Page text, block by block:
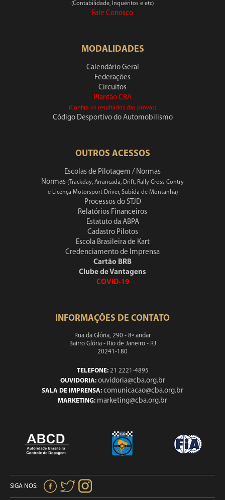
(Contabilidade, Inquéritos e etc)
Fale Conosco
MODALIDADES
Calendário Geral
Federações
Circuitos
Plantão CBA
(Confira os resultados das provas)
Código Desportivo do Automobilismo
OUTROS ACESSOS
Escolas de Pilotagem / Normas
Normas (Trackday, Arrancada, Drift, Rally Cross Contry
e Licença Motorsport Driver, Subida de Montanha)
Processos do STJD
Relatórios Financeiros
Estatuto da ABPA
Cadastro Pilotos
Escola Brasileira de Kart
Credenciamento de Imprensa
Cartão BRB
Clube de Vantagens
COVID-19
INFORMAÇÕES DE CONTATO
Rua da Glória, 290 - 8º andar
Bairro Glória - Rio de Janeiro - RJ
20241-180
TELEFONE:21 2221-4895
OUVIDORIA: ouvidoria@cba.org.br
SALA DE IMPRENSA: comunicacao@cba.org.br
MARKETING: marketing@cba.org.br
SIGA NOS: